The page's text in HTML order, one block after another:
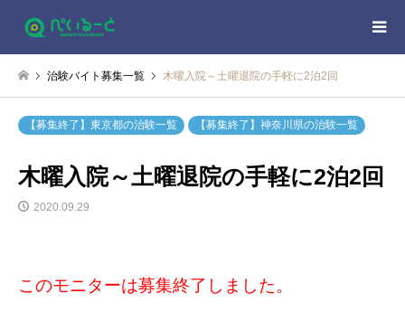
治験バイト募集一覧 木曜入院～土曜退院の手軽に2泊2回
【募集終了】東京都の治験一覧 【募集終了】神奈川県の治験一覧
木曜入院～土曜退院の手軽に2泊2回
2020.09.29
このモニターは募集終了しました。